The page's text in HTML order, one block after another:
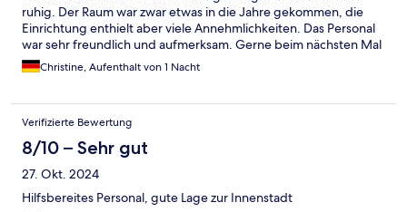
ruhig. Der Raum war zwar etwas in die Jahre gekommen, die
Einrichtung enthielt aber viele Annehmlichkeiten. Das Personal
war sehr freundlich und aufmerksam. Gerne beim nächsten Mal
wieder.Christine, Aufenthalt von 1 Nacht
Verifizierte Bewertung
8/10 – Sehr gut
27. Okt. 2024
Hilfsbereites Personal, gute Lage zur Innenstadt